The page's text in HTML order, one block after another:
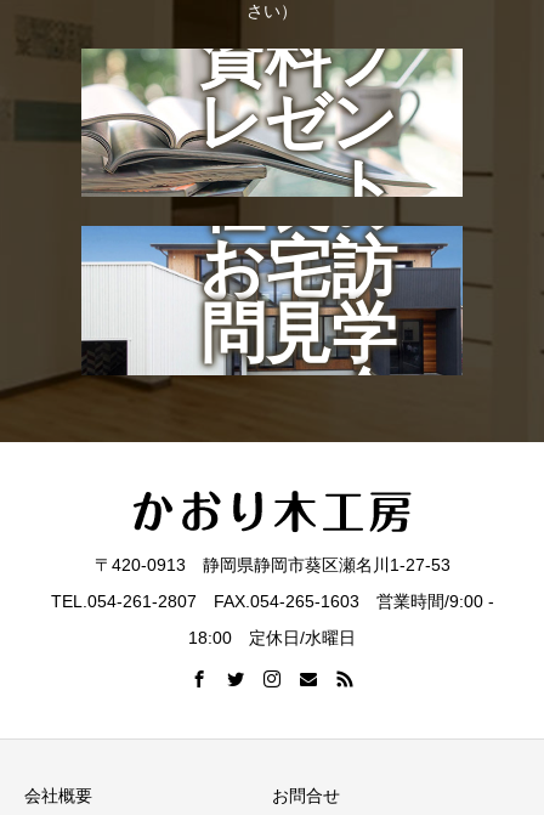
さい）
資料プ
レゼン
ト
社長の
お宅訪
問見学
会
〒420-0913 静岡県静岡市葵区瀬名川1-27-53
TEL.054-261-2807 FAX.054-265-1603 営業時間/9:00 -
18:00 定休日/水曜日
会社概要 お問合せ